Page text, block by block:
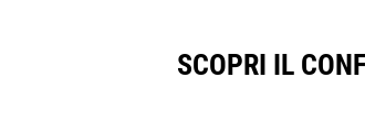
SCOPRI IL